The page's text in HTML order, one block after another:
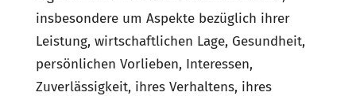
insbesondere um Aspekte bezüglich ihrer
Leistung, wirtschaftlichen Lage, Gesundheit,
persönlichen Vorlieben, Interessen,
Zuverlässigkeit, ihres Verhaltens, ihres